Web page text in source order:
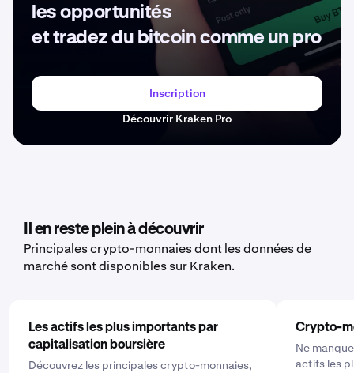
les opportunités
et tradez du bitcoin comme un pro
Inscription
Découvrir Kraken Pro
Il en reste plein à découvrir
Principales crypto-monnaies dont les données de
marché sont disponibles sur Kraken.
Les actifs les plus importants par
capitalisation boursière
Découvrez les principales crypto-monnaies,
Crypto-
Ne
actifs les